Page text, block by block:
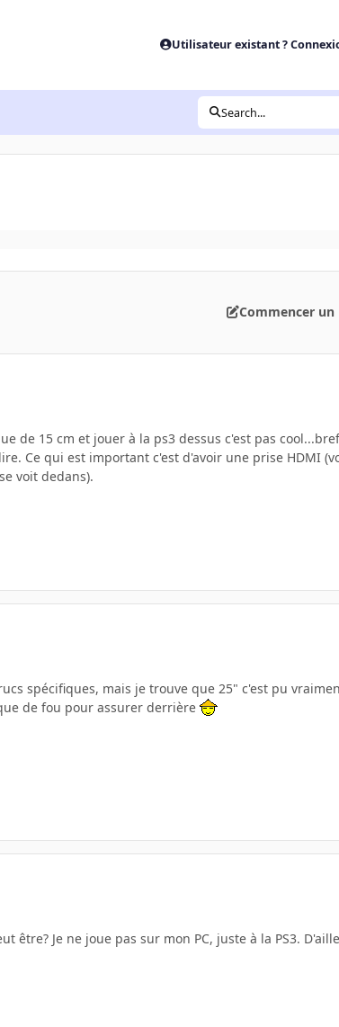
Utilisateur existant ?
Search...
Commencer
de 15 cm et jouer à la ps3 dessus c'est pas
Ce qui est important c'est d'avoir une prise HDMI
voit dedans).
spécifiques, mais je trouve que 25" c'est pu
de fou pour assurer derrière
Je ne joue pas sur mon PC, juste à la PS3.